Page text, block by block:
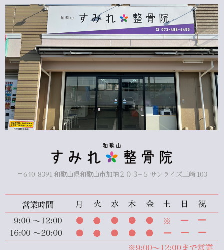
〒640-8391 和歌山県和歌山市加納２０３−５ サンライズ三崎 103